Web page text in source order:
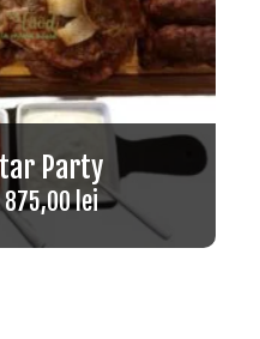
Party
875,00lei